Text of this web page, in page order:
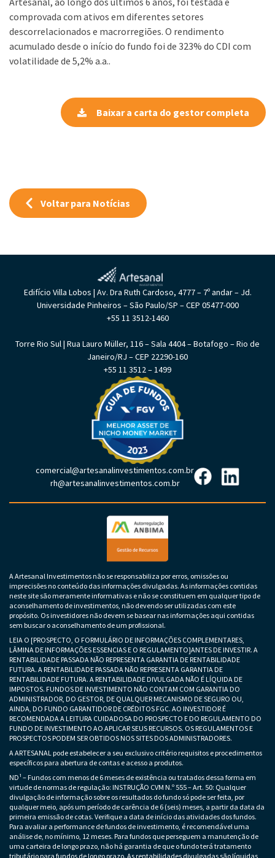
comprovada com ativos em diferentes setores
descorrelacionados e macrorregiões. O rendimento
acumulado desde o início do fundo foi de 323% do CDI com
volatilidade de 5,2% a.a..
Baixar a carta do gestor completa
Voltar para Notícias
Edifício Villa Lobos | Av. Dra Ruth Cardoso, 4777 – 7º andar – Jd.
Universidade Pinheiros – São Paulo/SP – CEP 05477-000
+55 11 3512-1460
Torre Rio Sul | Rua Lauro Müller, 116 – Sala 4404 – Botafogo – Rio de
Janeiro/RJ – CEP 22290-160
+55 11 3512 – 1499
comercial@artesanalinvestimentos.com.br
rh@artesanalinvestimentos.com.br
A Artesanal Investimentos não se responsabiliza por erros, omissões ou
imprecisões no conteúdo das informações divulgadas. As informações contidas
neste site são meramente informativas e não se constituem em qualquer tipo de
aconselhamento de investimentos, não devendo ser utilizadas com este
propósito. Os investidores não devem se basear nas informações aqui contidas
sem buscar o aconselhamento de um profissional.
LEIA O [PROSPECTO, O FORMULÁRIO DE INFORMAÇÕES COMPLEMENTARES,
LÂMINA DE INFORMAÇÕES ESSENCIAS E O REGULAMENTO]ANTES DE INVESTIR. A
RENTABILIDADE PASSADA NÃO REPRESENTA GARANTIA DE RENTABILIDADE
FUTURA. A RENTABILIDADE PASSADA NÃO REPRESENTA GARANTIA DE
RENTABILIDADE FUTURA. A RENTABILIDADE DIVULGADA NÃO É LÍQUIDA DE
IMPOSTOS. FUNDOS DE INVESTIMENTO NÃO CONTAM COM GARANTIA DO
ADMINISTRADOR, DO GESTOR, DE QUALQUER MECANISMO DE SEGURO OU,
AINDA, DO FUNDO GARANTIDOR DE CRÉDITOS FGC. AO INVESTIDOR É
RECOMENDADA A LEITURA CUIDADOSA DO PROSPECTO E DO REGULAMENTO DO
FUNDO DE INVESTIMENTO AO APLICAR SEUS RECURSOS. OS REGULAMENTOS E
PROSPECTOS PODEM SER OBTIDOS NOS SITES DOS ADMINISTRADORES.
A ARTESANAL pode estabelecer a seu exclusivo critério requisitos e procedimentos
específicos para abertura de contas e acesso a produtos.
ND¹ – Fundos com menos de 6 meses de existência ou tratados dessa forma em
virtude de normas de regulação: INSTRUÇÃO CVM N.º 555 – Art. 50: Qualquer
divulgação de informação sobre os resultados do fundo só pode ser feita, por
qualquer meio, após um período de carência de 6 (seis) meses, a partir da data da
primeira emissão de cotas. Verifique a data de início das atividades dos fundos.
Para avaliar a performance de fundos de investimento, é recomendável uma
análise de, no mínimo, 12 meses. Para fundos que perseguem a manutenção de
uma carteira de longo prazo, não há garantia de que o fundo terá tratamento
tributário para fundos de longo prazo. As rentabilidades divulgadas são líquidas